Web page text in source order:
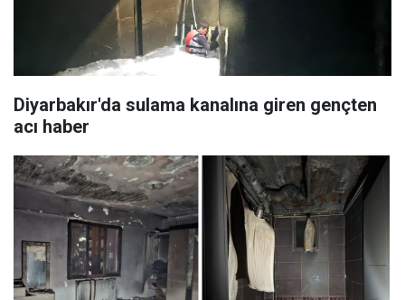
Diyarbakır'da sulama kanalına giren gençten
acı haber